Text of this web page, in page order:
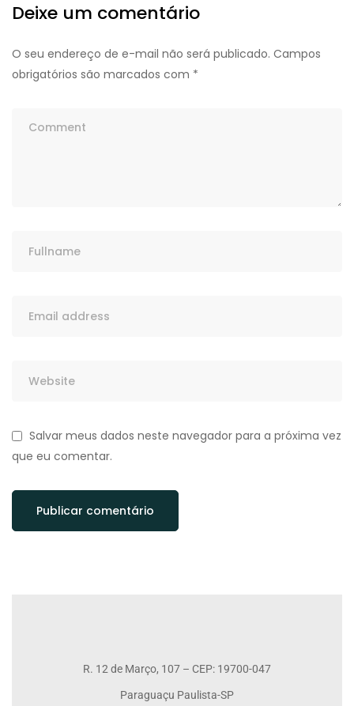
Deixe um comentário
O seu endereço de e-mail não será publicado. Campos
obrigatórios são marcados com *
Salvar meus dados neste navegador para a próxima vez
que eu comentar.
R. 12 de Março, 107 – CEP: 19700-047
Paraguaçu Paulista-SP